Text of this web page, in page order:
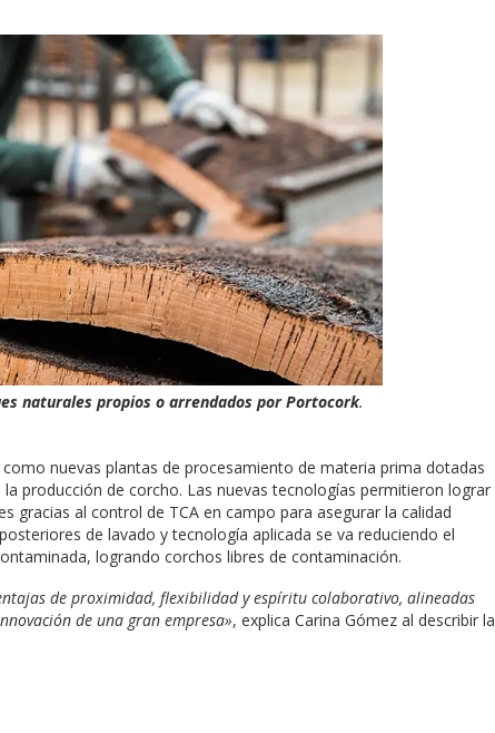
naturales propios o arrendados por Portocork.
nuevas plantas de procesamiento de materia prima dotadas
producción de corcho. Las nuevas tecnologías permitieron lograr
gracias al control de TCA en campo para asegurar la calidad
de lavado y tecnología aplicada se va reduciendo el
logrando corchos libres de contaminación.
de proximidad, flexibilidad y espíritu colaborativo, alineadas
de una gran empresa», explica Carina Gómez al describir la